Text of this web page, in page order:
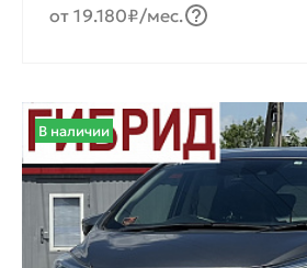
от 19.180₽/мес.
В наличии